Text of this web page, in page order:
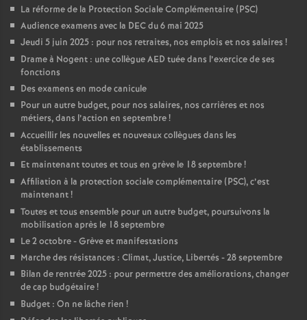
La réforme de la Protection Sociale Complémentaire (PSC)
Audience examens avec la DEC du 6 mai 2025
Jeudi 5 juin 2025 : pour nos retraites, nos emplois et nos salaires !
Drame à Nogent : une collègue AED tuée dans l’exercice de ses
fonctions
Des examens en mode canicule
Pour un autre budget, pour nos salaires, nos carrières et nos
métiers, dans l’action en septembre!
Accueillir les nouvelles et nouveaux collègues dans les
établissements
Et maintenant toutes et tous en grève le 18 septembre!
Affiliation à la protection sociale complémentaire (PSC), c’est
maintenant!
Toutes et tous ensemble pour un autre budget, poursuivons la
mobilisation après le 18 septembre
Le 2 octobre - Grève et manifestations
Marche des résistances : Climat, Justice, Libertés - 28 septembre
Bilan de rentrée 2025 : pour permettre des améliorations, changer
de cap budgétaire!
Budget : On ne lâche rien !